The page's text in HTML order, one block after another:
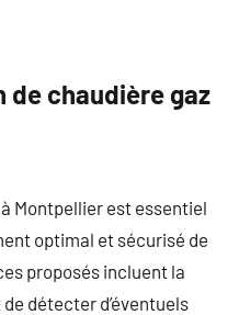
de chaudière gaz
Montpellier est essentiel
optimal et sécurisé de
proposés incluent la
détecter d’éventuels